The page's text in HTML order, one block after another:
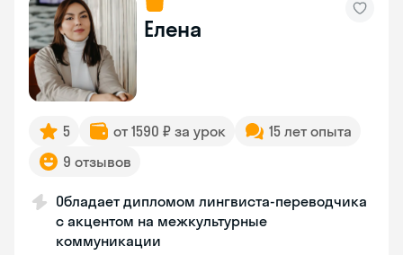
Елена
5 от 1590 ₽ за урок
15 лет опыта
9 отзывов
Обладает дипломом лингвиста-переводчика
с акцентом на межкультурные
коммуникации